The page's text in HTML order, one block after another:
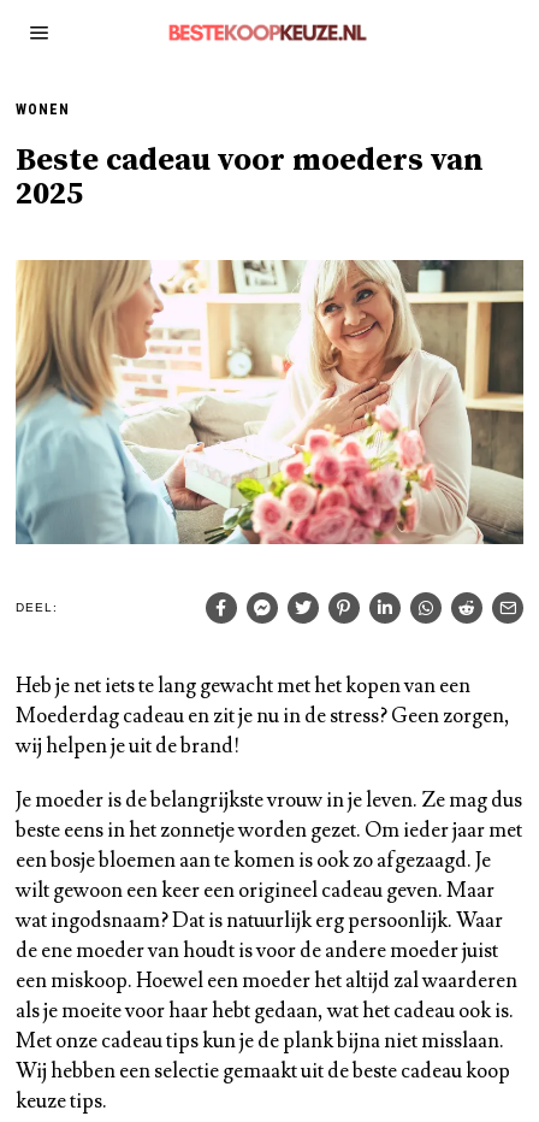
WONEN
Beste cadeau voor moeders van
2025
DEEL:
Heb je net iets te lang gewacht met het kopen van een
Moederdag cadeau en zit je nu in de stress? Geen zorgen,
wij helpen je uit de brand!
Je moeder is de belangrijkste vrouw in je leven. Ze mag dus
beste eens in het zonnetje worden gezet. Om ieder jaar met
een bosje bloemen aan te komen is ook zo afgezaagd. Je
wilt gewoon een keer een origineel cadeau geven. Maar
wat ingodsnaam? Dat is natuurlijk erg persoonlijk. Waar
de ene moeder van houdt is voor de andere moeder juist
een miskoop. Hoewel een moeder het altijd zal waarderen
als je moeite voor haar hebt gedaan, wat het cadeau ook is.
Met onze cadeau tips kun je de plank bijna niet misslaan.
Wij hebben een selectie gemaakt uit de beste cadeau koop
keuze tips.